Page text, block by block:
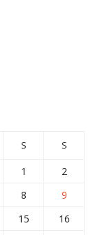
S S
1
2
8
9
15
16